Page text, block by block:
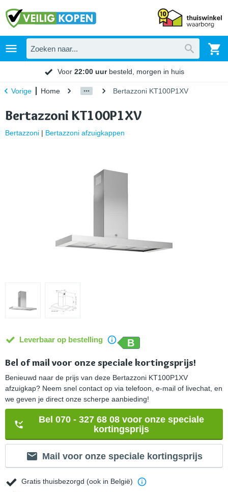
Voor 22:00 uurbesteld, morgen in huis
Vorige Home Bertazzoni KT100P1XV
Bertazzoni KT100P1XV
Bertazzoni | Bertazzoni afzuigkappen
Leverbaar op bestelling B
Bel of mail voor onze speciale kortingsprijs!
Benieuwd naar de prijs van deze Bertazzoni KT100P1XV
afzuigkap? Neem snel contact op via telefoon, e-mail of livechat, en
we geven je direct onze scherpe aanbieding!
Bel 070 - 327 68 08 voor onze speciale
kortingsprijs
Mail voor onze speciale kortingsprijs
Gratis thuisbezorgd (ook in België)